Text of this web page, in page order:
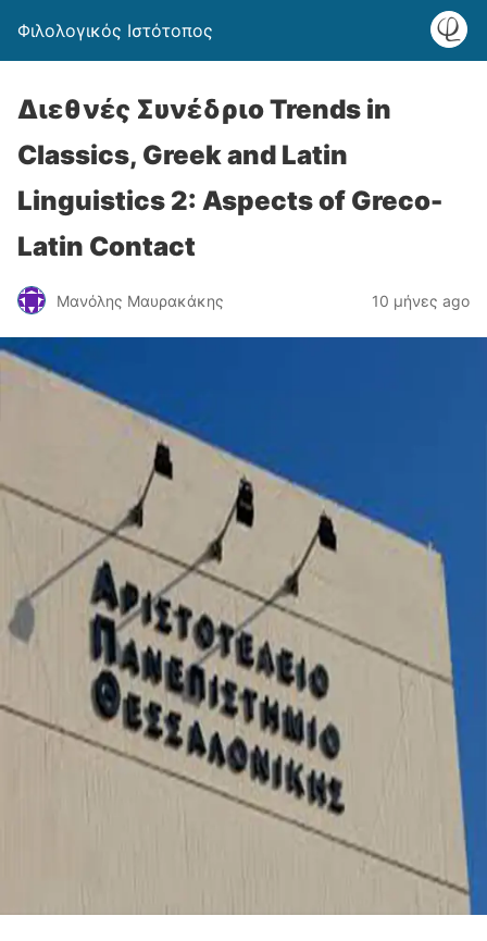
Φιλολογικός Ιστότοπος
Διεθνές Συνέδριο Trends in
Classics, Greek and Latin
Linguistics 2: Aspects of Greco-
Latin Contact
Μανόλης Μαυρακάκης 10 μήνες ago